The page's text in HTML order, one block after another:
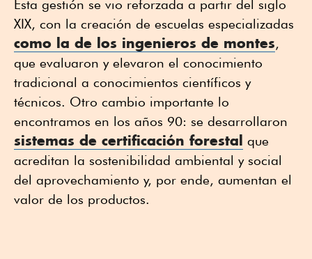
Esta gestión se vio reforzada a partir del siglo
XIX, con la creación de escuelas especializadas
como la de los ingenieros de montes,
que evaluaron y elevaron el conocimiento
tradicional a conocimientos científicos y
técnicos. Otro cambio importante lo
encontramos en los años 90: se desarrollaron
sistemas de certificación forestal que
acreditan la sostenibilidad ambiental y social
del aprovechamiento y, por ende, aumentan el
valor de los productos.